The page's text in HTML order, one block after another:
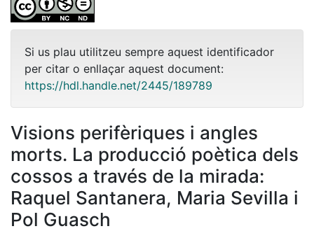
Si us plau utilitzeu sempre aquest identificador
per citar o enllaçar aquest document:
https://hdl.handle.net/2445/189789
Visions perifèriques i angles
morts. La producció poètica dels
cossos a través de la mirada:
Raquel Santanera, Maria Sevilla i
Pol Guasch